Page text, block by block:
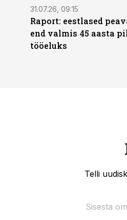
31.07.26, 09:15
Raport: eestlased
end valmis 45 aasta
tööeluks
Telli